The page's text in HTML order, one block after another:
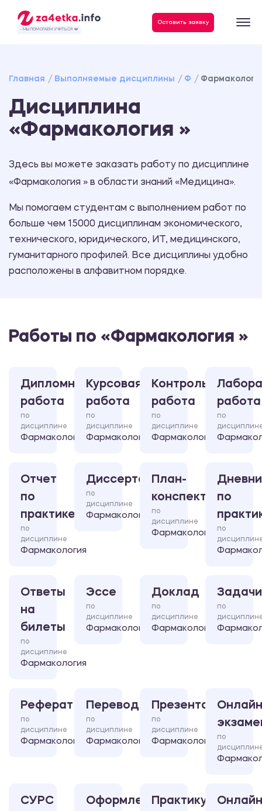
- МЫ ПОМОГАЕМ УЧИТЬСЯ ❤️
Оставить заявку
Главная Выполняемые дисциплины Ф
Дисциплина
«Фармакология »
Здесь вы можете заказать работу по дисциплине
«Фармакология » в области знаний «Медицина».
Мы помогаем студентам с выполнением работ по
больше чем 15000 дисциплинам экономического,
технического, юридического, ИТ, медицинского,
гуманитарного профилей. Все дисциплины удобно
расположены в алфавитном порядке.
Работы по «Фармакология »
Дипломная
работа
по
дисциплине
Фармакология
Курсовая
работа
по
дисциплине
Фармакология
Контрольная
работа
по
дисциплине
Фармакология
работа
по
Отчет
по
практике
по
дисциплине
Фармакология
Диссертация
по
дисциплине
Фармакология
План-
конспект
по
дисциплине
Фармакология
по
по
Ответы
на
билеты
по
дисциплине
Фармакология
Эссе
по
дисциплине
Фармакология
Доклад
по
дисциплине
Фармакология
Задачи
по
Реферат
по
дисциплине
Фармакология
Перевод
по
дисциплине
Фармакология
Презентация
по
дисциплине
Фармакология
по
СУРС
ОформлениеПрактикум